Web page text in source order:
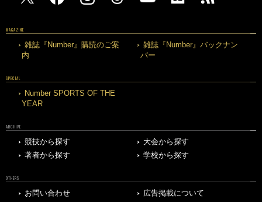
MAGAZINE
雑誌『Number』購読のご案
内
雑誌『Number』バックナン
バー
SPECIAL
Number SPORTS OF THE
YEAR
ARCHIVE
競技から探す
大会から探す
著者から探す
学校から探す
OTHERS
お問い合わせ
広告掲載について